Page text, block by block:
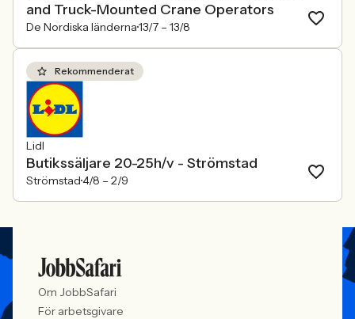
and Truck-Mounted Crane Operators
De Nordiska länderna13/7 – 13/8
Rekommenderat
Lidl
Butikssäljare 20-25h/v - Strömstad
Strömstad4/8 – 2/9
Om JobbSafari
För arbetsgivare